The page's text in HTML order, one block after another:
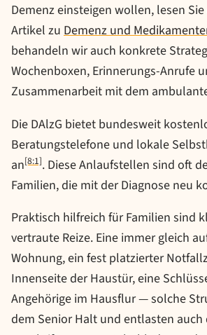
Demenz einsteigen wollen, lesen
Artikel zu Demenz und
behandeln wir auch konkrete
Wochenboxen, Erinnerungs-Anrufe
Zusammenarbeit mit dem
Die DAlzG bietet bundesweit
Beratungstelefone und lokale
an[8:1]. Diese Anlaufstellen sind oft
Familien, die mit der Diagnose neu
Praktisch hilfreich für Familien sind
vertraute Reize. Eine immer gleich
Wohnung, ein fest platzierter
Innenseite der Haustür, eine
Angehörige im Hausflur — solche
dem Senior Halt und entlasten auch